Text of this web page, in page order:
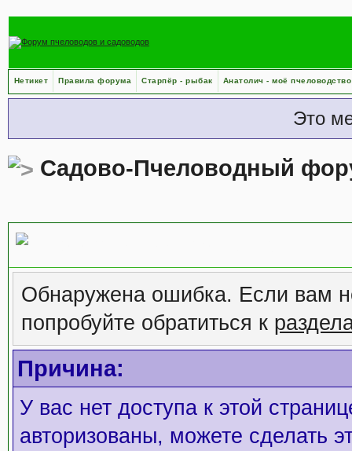
Нетикет Правила форума Старпёр - рыбак Анатолич - моё пчеловодство
Это
Садово-Пчеловодный
Обнаружена ошибка. Если вам
попробуйте обратиться к
Причина:
У вас нет доступа к этой
авторизованы, можете сделать